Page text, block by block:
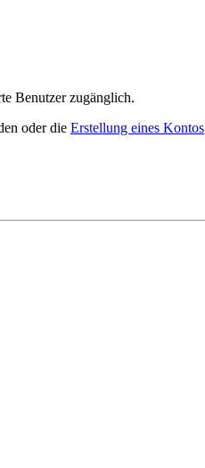
Benutzer zugänglich.
oder die Erstellung eines Kontos